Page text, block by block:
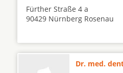
Fürther Straße 4 a
90429 Nürnberg Rosenau
Dr. med.